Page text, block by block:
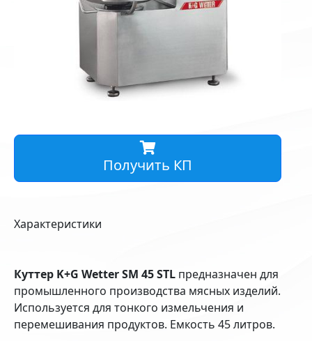
Получить КП
Характеристики
Куттер K+G Wetter SM 45 STL предназначен для
промышленного производства мясных изделий.
Используется для тонкого измельчения и
перемешивания продуктов. Емкость 45 литров.